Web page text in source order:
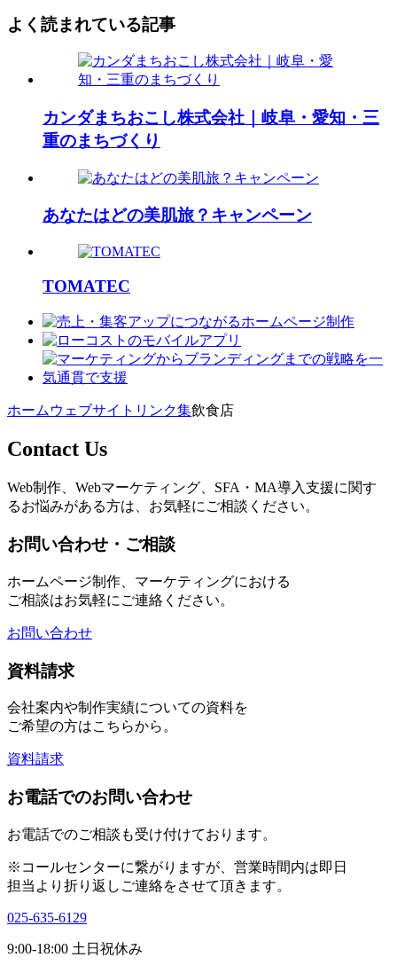
よく読まれている記事
カンダまちおこし株式会社｜岐阜・愛知・三
重のまちづくり
あなたはどの美肌旅？キャンペーン
TOMATEC
ホーム ウェブサイトリンク集飲食店
Contact Us
Web制作、Webマーケティング、SFA・MA導入支援に関す
るお悩みがある方は、お気軽にご相談ください。
お問い合わせ・ご相談
ホームページ制作、マーケティングにおける
ご相談はお気軽にご連絡ください。
お問い合わせ
資料請求
会社案内や制作実績についての資料を
ご希望の方はこちらから。
資料請求
お電話でのお問い合わせ
お電話でのご相談も受け付けております。
※コールセンターに繋がりますが、営業時間内は即日
担当より折り返しご連絡をさせて頂きます。
025-635-6129
9:00-18:00 土日祝休み